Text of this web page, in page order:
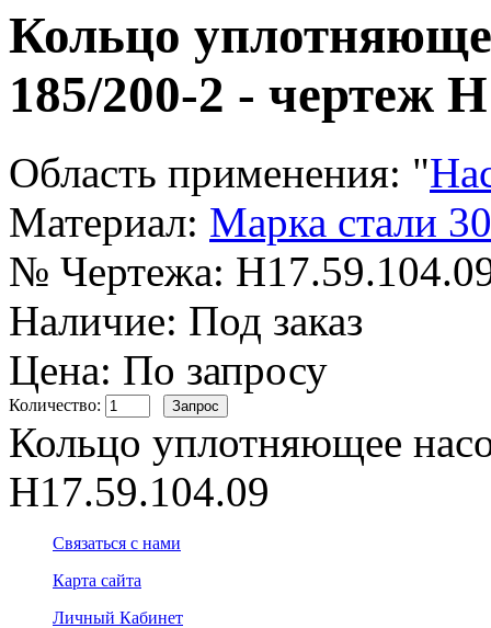
Кольцо
185/200-2 - чертеж
Область применения: "
Материал: Марка стали
№ Чертежа:
Наличие: Под заказ
Цена: По запросу
Количество:
Кольцо уплотняющее
Н17.59.104.09
Связаться с нами
Карта сайта
Личный Кабинет